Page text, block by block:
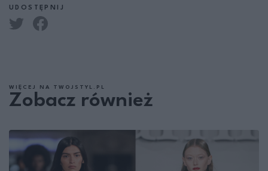
UDOSTĘPNIJ
WIĘCEJ NA TWOJSTYL.PL
Zobacz również